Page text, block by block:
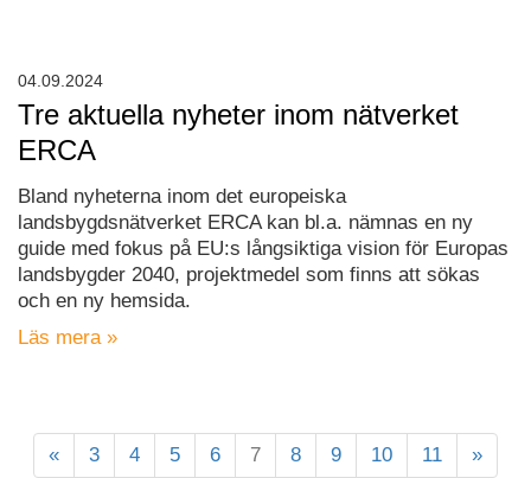
Tre aktuella nyheter inom nätverket
ERCA
Bland nyheterna inom det europeiska
landsbygdsnätverket ERCA kan bl.a. nämnas en ny
guide med fokus på EU:s långsiktiga vision för Europas
landsbygder 2040, projektmedel som finns att sökas
och en ny hemsida.
Läs mera »
04.09.2024
« 3 4 5 6 7 8 9 10 11 »